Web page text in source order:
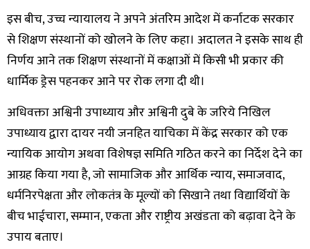
इस बीच, उच्च न्यायालय ने अपने अंतरिम आदेश में कर्नाटक सरकार
से शिक्षण संस्थानों को खोलने के लिए कहा। अदालत ने इसके साथ ही
निर्णय आने तक शिक्षण संस्थानों में कक्षाओं में किसी भी प्रकार की
धार्मिक ड्रेस पहनकर आने पर रोक लगा दी थी।
अधिवक्ता अश्विनी उपाध्याय और अश्विनी दुबे के जरिये निखिल
उपाध्याय द्वारा दायर नयी जनहित याचिका में केंद्र सरकार को एक
न्यायिक आयोग अथवा विशेषज्ञ समिति गठित करने का निर्देश देने का
आग्रह किया गया है, जो सामाजिक और आर्थिक न्याय, समाजवाद,
धर्मनिरपेक्षता और लोकतंत्र के मूल्यों को सिखाने तथा विद्यार्थियों के
बीच भाईचारा, सम्मान, एकता और राष्ट्रीय अखंडता को बढ़ावा देने के
उपाय बताए।